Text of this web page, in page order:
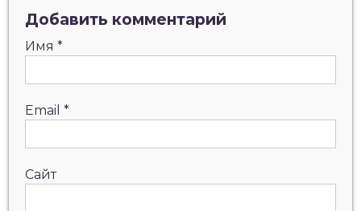
Добавить комментарий
Имя *
Email *
Сайт